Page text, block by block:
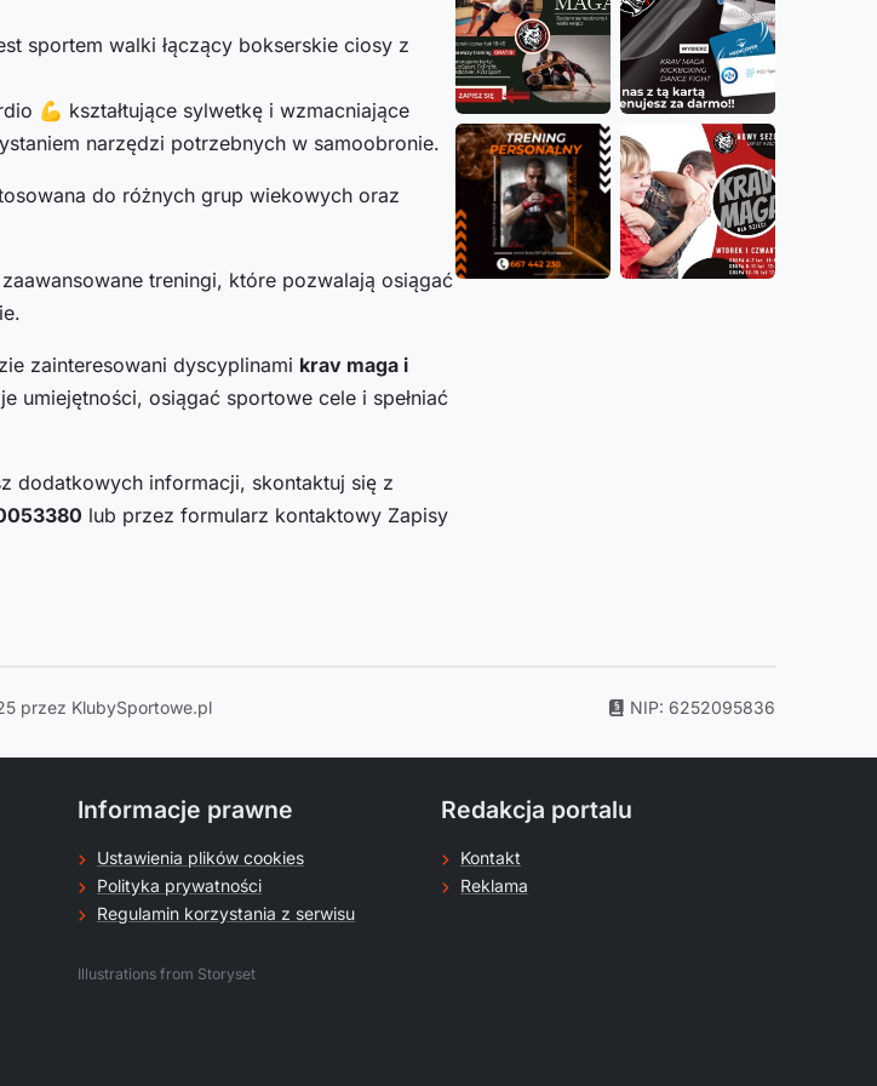
sportem walki łączący bokserskie ciosy z
💪 kształtujące sylwetkę i wzmacniające
narzędzi potrzebnych w samoobronie.
do różnych grup wiekowych oraz
treningi, które pozwalają osiągać
zainteresowani dyscyplinami krav maga i
umiejętności, osiągać sportowe cele i spełniać
dodatkowych informacji, skontaktuj się z
lub przez formularz kontaktowy Zapisy
przez KlubySportowe.pl NIP: 6252095836
Informacje prawne
Ustawienia plików cookies
Polityka prywatności
Regulamin korzystania z serwisu
Illustrations from Storyset
Redakcja portalu
Kontakt
Reklama